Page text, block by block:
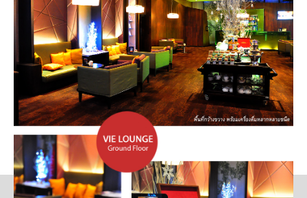
BlogGang.com ใช้คุกกี้เพื่อพัฒนาประสบการณ์การใช้งานของคุณอ่านเพิ่มเติมได้ที่นี่